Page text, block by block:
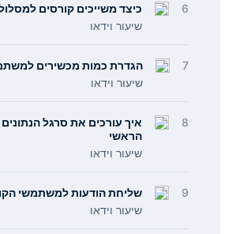
6
כיצד משייכים קורסים
שיעור וידאו
7
הגדרת כמות מכשירים
שיעור וידאו
8
איך עורכים את סרגל
הראשי
שיעור וידאו
9
שליחת הודעות למשתמשי
שיעור וידאו